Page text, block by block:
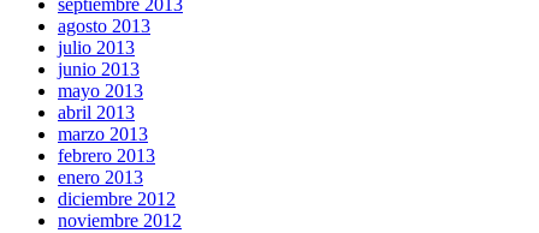
septiembre 2013
agosto 2013
julio 2013
junio 2013
mayo 2013
abril 2013
marzo 2013
febrero 2013
enero 2013
diciembre 2012
noviembre 2012